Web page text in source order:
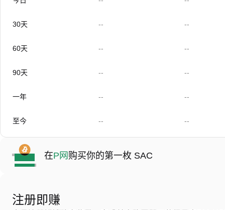
30天 -- --
60天 -- --
90天 -- --
一年 -- --
至今 -- --
在P网 购买你的第一枚 SAC
注册即赚